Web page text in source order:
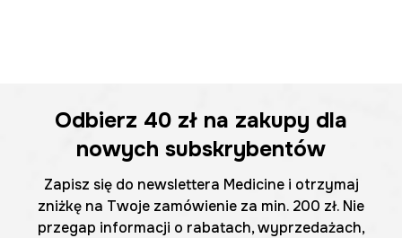
Odbierz 40 zł na zakupy dla
nowych subskrybentów
Zapisz się do newslettera Medicine i otrzymaj
zniżkę na Twoje zamówienie za min. 200 zł. Nie
przegap informacji o rabatach, wyprzedażach,